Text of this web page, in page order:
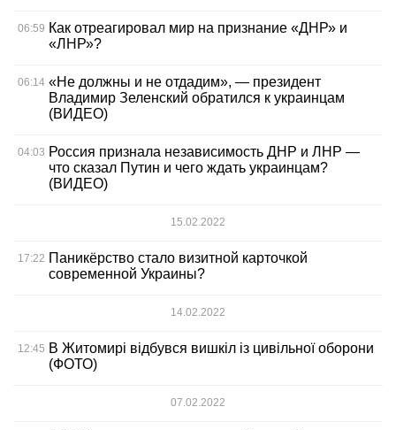
06:59 Как отреагировал мир на признание «ДНР» и
«ЛНР»?
06:14 «Не должны и не отдадим», — президент
Владимир Зеленский обратился к украинцам
(ВИДЕО)
04:03 Россия признала независимость ДНР и ЛНР —
что сказал Путин и чего ждать украинцам?
(ВИДЕО)
15.02.2022
17:22 Паникёрство стало визитной карточкой
современной Украины?
14.02.2022
12:45 В Житомирі відбувся вишкіл із цивільної оборони
(ФОТО)
07.02.2022